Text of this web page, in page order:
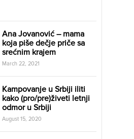
Ana Jovanović – mama
koja piše dečje priče sa
srećnim krajem
March 22, 2021
Kampovanje u Srbiji iliti
kako (pro/pre)živeti letnji
odmor u Srbiji
August 15, 2020